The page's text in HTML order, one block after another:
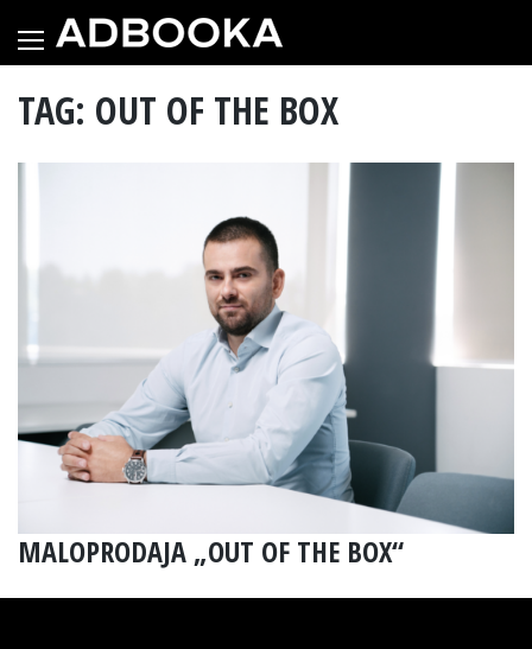
content
TAG: OUT OF THE BOX
MALOPRODAJA „OUT OF THE BOX“